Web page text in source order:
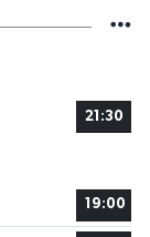
21:30
19:00